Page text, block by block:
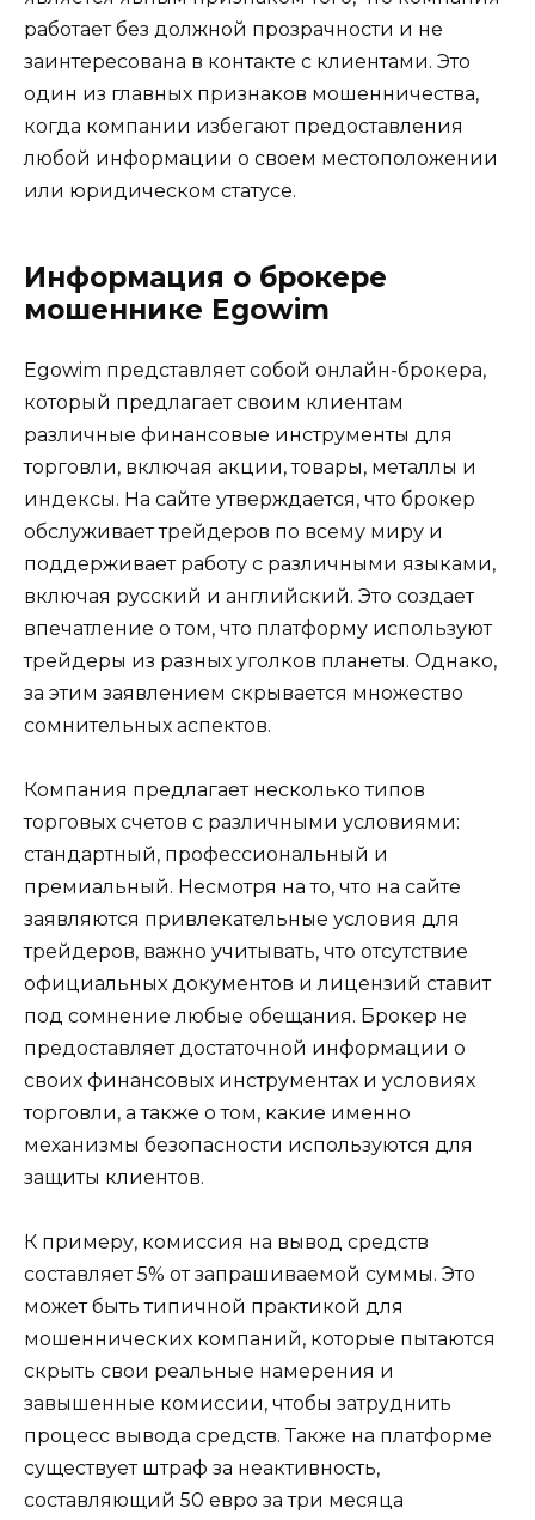
работает без должной прозрачности и не
заинтересована в контакте с клиентами. Это
один из главных признаков мошенничества,
когда компании избегают предоставления
любой информации о своем местоположении
или юридическом статусе.
Информация о брокере
мошеннике Egowim
Egowim представляет собой онлайн-брокера,
который предлагает своим клиентам
различные финансовые инструменты для
торговли, включая акции, товары, металлы и
индексы. На сайте утверждается, что брокер
обслуживает трейдеров по всему миру и
поддерживает работу с различными языками,
включая русский и английский. Это создает
впечатление о том, что платформу используют
трейдеры из разных уголков планеты. Однако,
за этим заявлением скрывается множество
сомнительных аспектов.
Компания предлагает несколько типов
торговых счетов с различными условиями:
стандартный, профессиональный и
премиальный. Несмотря на то, что на сайте
заявляются привлекательные условия для
трейдеров, важно учитывать, что отсутствие
официальных документов и лицензий ставит
под сомнение любые обещания. Брокер не
предоставляет достаточной информации о
своих финансовых инструментах и условиях
торговли, а также о том, какие именно
механизмы безопасности используются для
защиты клиентов.
К примеру, комиссия на вывод средств
составляет 5% от запрашиваемой суммы. Это
может быть типичной практикой для
мошеннических компаний, которые пытаются
скрыть свои реальные намерения и
завышенные комиссии, чтобы затруднить
процесс вывода средств. Также на платформе
существует штраф за неактивность,
составляющий 50 евро за три месяца